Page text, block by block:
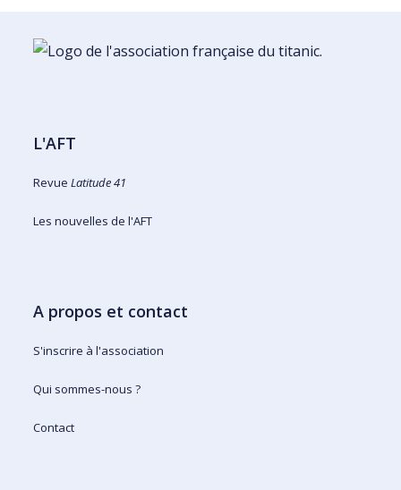
L'AFT
RevueLatitude 41
Les nouvelles de l'AFT
A propos et contact
S'inscrire à l'association
Qui sommes-nous ?
Contact